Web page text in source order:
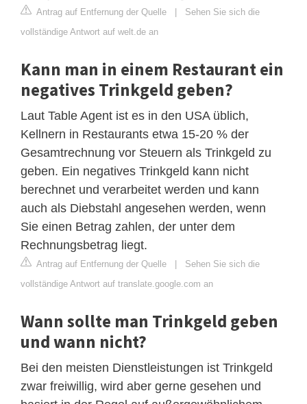
Antrag auf Entfernung der Quelle | Sehen Sie sich die
vollständige Antwort auf welt.de an
Kann man in einem Restaurant ein
negatives Trinkgeld geben?
Laut Table Agent ist es in den USA üblich,
Kellnern in Restaurants etwa 15-20 % der
Gesamtrechnung vor Steuern als Trinkgeld zu
geben. Ein negatives Trinkgeld kann nicht
berechnet und verarbeitet werden und kann
auch als Diebstahl angesehen werden, wenn
Sie einen Betrag zahlen, der unter dem
Rechnungsbetrag liegt.
Antrag auf Entfernung der Quelle | Sehen Sie sich die
vollständige Antwort auf translate.google.com an
Wann sollte man Trinkgeld geben
und wann nicht?
Bei den meisten Dienstleistungen ist Trinkgeld
zwar freiwillig, wird aber gerne gesehen und